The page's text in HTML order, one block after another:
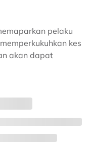
pelaku
kes
akan dapat